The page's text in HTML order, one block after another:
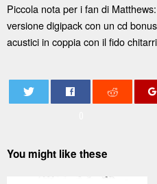
Piccola nota per i fan di
versione digipack con un cd
acustici in coppia con il fido
You might like these